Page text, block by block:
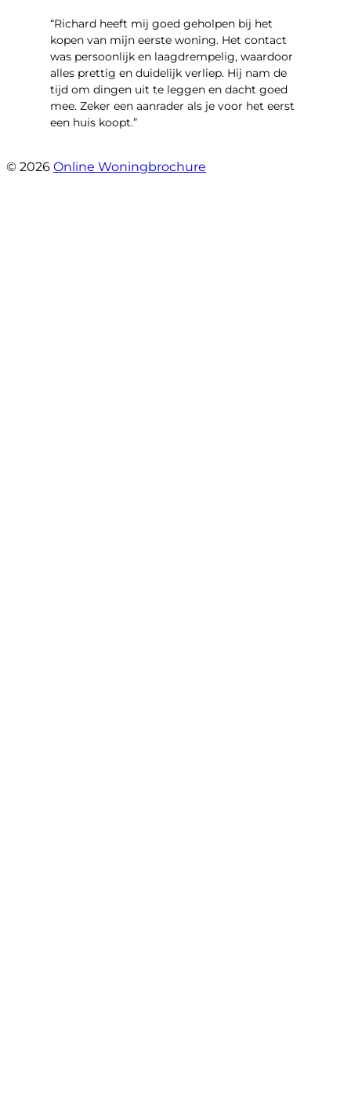
“Richard heeft mij goed geholpen bij het
kopen van mijn eerste woning. Het contact
was persoonlijk en laagdrempelig, waardoor
alles prettig en duidelijk verliep. Hij nam de
tijd om dingen uit te leggen en dacht goed
mee. Zeker een aanrader als je voor het eerst
een huis koopt.”
© 2026 Online Woningbrochure